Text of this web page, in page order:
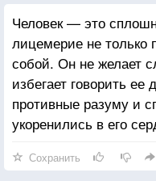
Человек — это
лицемерие не только
собой. Он не желает
избегает говорить
противные разуму и
укоренились в его
Сохранить